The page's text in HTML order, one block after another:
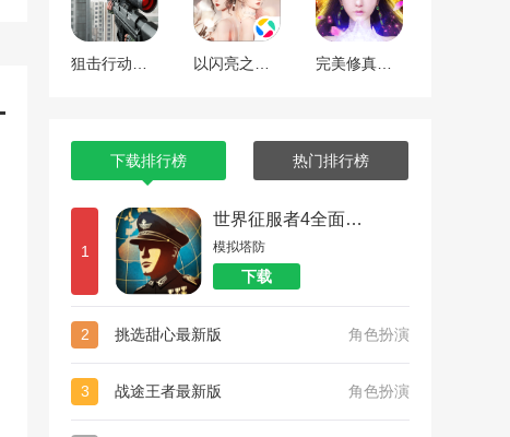
下载排行榜 热门排行榜
1
世界征服者4全面战争
模拟塔防
下载
2 挑选甜心最新版 角色扮演
3 战途王者最新版 角色扮演